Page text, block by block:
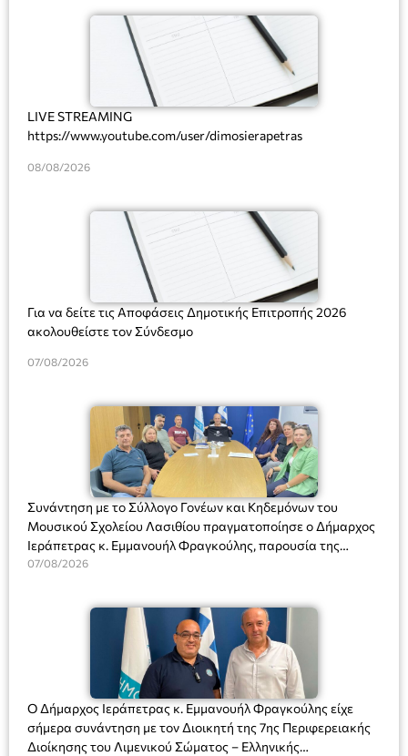
LIVE STREAMING
https://www.youtube.com/user/dimosierapetras
08/08/2026
Για να δείτε τις Αποφάσεις Δημοτικής Επιτροπής 2026
ακολουθείστε τον Σύνδεσμο
07/08/2026
Συνάντηση με το Σύλλογο Γονέων και Κηδεμόνων του
Μουσικού Σχολείου Λασιθίου πραγματοποίησε ο Δήμαρχος
Ιεράπετρας κ. Εμμανουήλ Φραγκούλης, παρουσία της
Διευθύντριας του σχολείου κας Μαριάννας Χαΐτα.
07/08/2026
Ο Δήμαρχος Ιεράπετρας κ. Εμμανουήλ Φραγκούλης είχε
σήμερα συνάντηση με τον Διοικητή της 7ης Περιφερειακής
Διοίκησης του Λιμενικού Σώματος – Ελληνικής